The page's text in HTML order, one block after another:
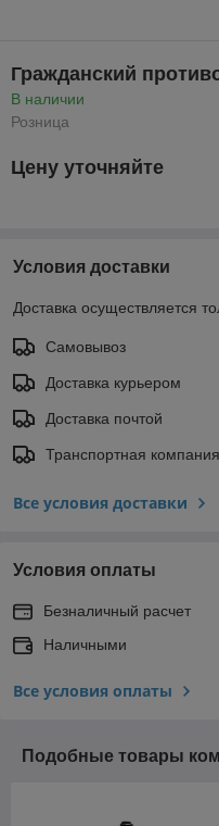
Гражданский
В наличии
Розница
Цену уточняйте
Условия доставки
Доставка осуществляется
Самовывоз
Доставка курьером
Доставка почтой
Транспортная компания
Все условия доставки
Условия оплаты
Безналичный расчет
Наличными
Все условия оплаты
Подобные товары